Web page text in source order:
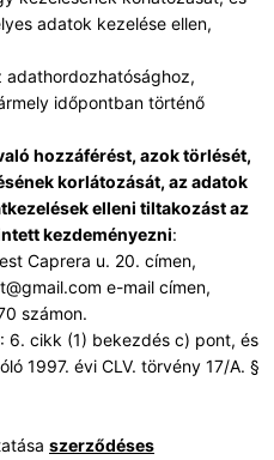
adatok kezelése ellen,
időpontban történő
hozzáférést, azok törlését,
korlátozását, az adatok
elleni tiltakozást az
kezdeményezni:
Caprera u. 20. címen,
e-mail címen,
számon.
: 6. cikk (1) bekezdés c) pont, és
1997. évi CLV. törvény 17/A. §
szerződéses